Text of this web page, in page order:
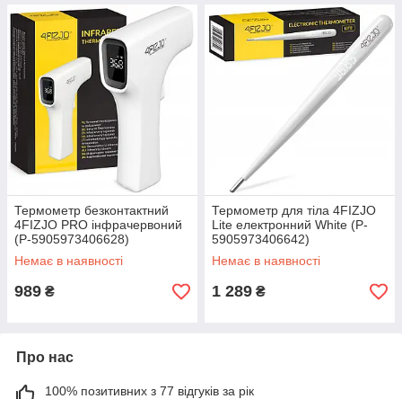
Термометр безконтактний
4FIZJO PRO інфрачервоний
(P-5905973406628)
Немає в наявності
989 ₴
Термометр для тіла 4FIZJO
Lite електронний White (P-
5905973406642)
Немає в наявності
1 289 ₴
Про нас
100% позитивних з 77 відгуків за рік